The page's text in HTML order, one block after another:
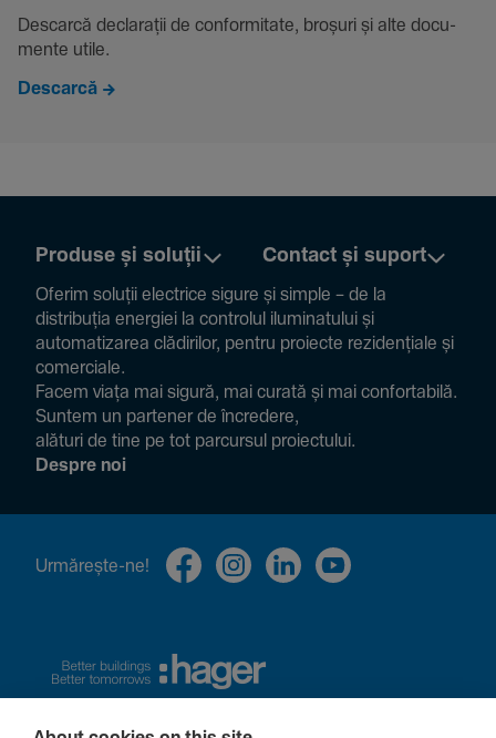
Descarcă decla­rații de conformitate, broșuri și alte docu­
mente utile.
Descarcă
Produse și soluții Contact și suport
Oferim soluții electrice sigure și simple – de la
distribuția energiei la controlul ilumi­na­tului și
auto­ma­ti­zarea clădi­rilor, pentru proiecte rezi­den­țiale și
comer­ciale.
Facem viața mai sigură, mai curată și mai confor­ta­bilă.
Suntem un partener de încre­dere,
alături de tine pe tot parcursul proiec­tului.
Despre noi
Urmă­rește-ne!